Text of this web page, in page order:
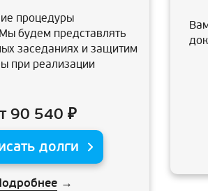
процедуры
будем представлять
заседаниях и защитим
при реализации
90 540 ₽
долги
→